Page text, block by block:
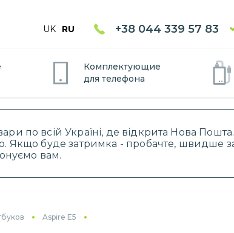
по всій Україні, де відкрита Нова
Якщо буде затримка - пробачте, швидше за
вам.
UK RU +38 044 339 57 83
Комплектующие
для телефона
Aspire E5